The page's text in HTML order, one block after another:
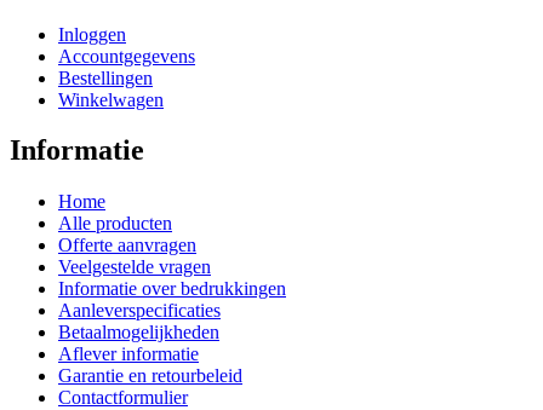
Inloggen
Accountgegevens
Bestellingen
Winkelwagen
Informatie
Home
Alle producten
Offerte aanvragen
Veelgestelde vragen
Informatie over bedrukkingen
Aanleverspecificaties
Betaalmogelijkheden
Aflever informatie
Garantie en retourbeleid
Contactformulier